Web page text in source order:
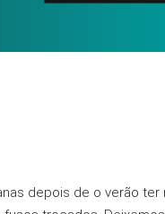
depois de o verão